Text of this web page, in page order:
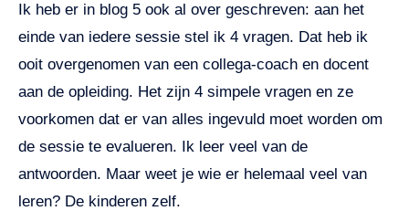
Ik heb er in blog 5 ook al over geschreven: aan het
einde van iedere sessie stel ik 4 vragen. Dat heb ik
ooit overgenomen van een collega-coach en docent
aan de opleiding. Het zijn 4 simpele vragen en ze
voorkomen dat er van alles ingevuld moet worden om
de sessie te evalueren. Ik leer veel van de
antwoorden. Maar weet je wie er helemaal veel van
leren? De kinderen zelf.